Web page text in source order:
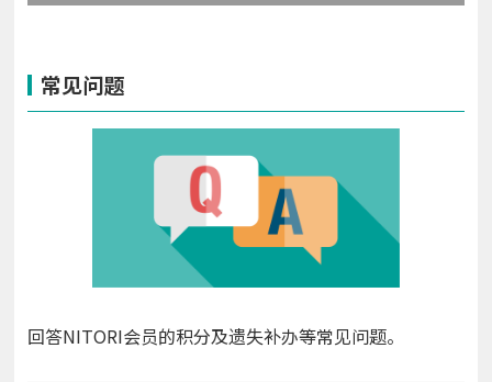
常见问题
回答NITORI会员的积分及遗失补办等常见问题。